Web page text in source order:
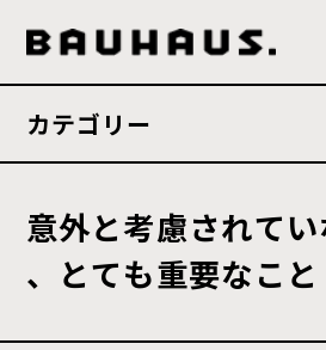
意外と考慮されてい
、 とても重要なこ と
カテゴリー